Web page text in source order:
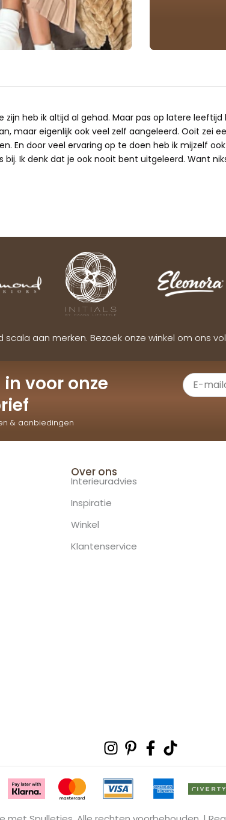
heb ik altijd al gehad. Maar pas op latere
maar eigenlijk ook veel zelf aangeleerd. Ooit zei
En door veel ervaring op te doen heb ik mijzelf
Ik denk dat je ook nooit bent uitgeleerd. Want
scala aan merken. Bezoek onze winkel om ons
voor onze
& aanbiedingen
Over ons
Interieuradvies
Inspiratie
Winkel
Klantenservice
Instagram
Pinterest-
Facebook-
f
Tiktok